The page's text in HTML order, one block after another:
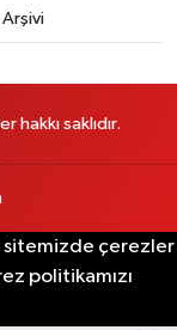
saklıdır.
sitemizde çerezler
politikamızı